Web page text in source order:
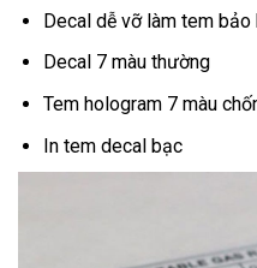
Decal dễ vỡ làm tem bảo
Decal 7 màu thường
Tem hologram 7 màu
In tem decal bạc